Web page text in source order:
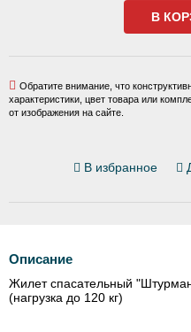
В избранное
В
Обратите внимание, что
характеристики, цвет товара или
от изображения на сайте.
Описание
Жилет спасательный
(нагрузка до 120 кг)